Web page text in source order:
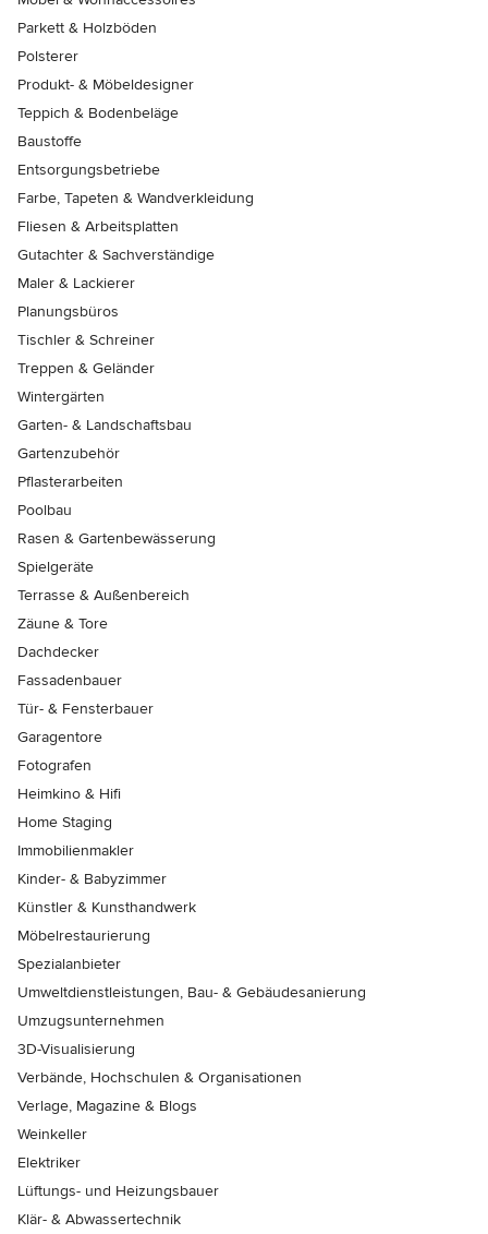
Parkett & Holzböden
Polsterer
Produkt- & Möbeldesigner
Teppich & Bodenbeläge
Baustoffe
Entsorgungsbetriebe
Farbe, Tapeten & Wandverkleidung
Fliesen & Arbeitsplatten
Gutachter & Sachverständige
Maler & Lackierer
Planungsbüros
Tischler & Schreiner
Treppen & Geländer
Wintergärten
Garten- & Landschaftsbau
Gartenzubehör
Pflasterarbeiten
Poolbau
Rasen & Gartenbewässerung
Spielgeräte
Terrasse & Außenbereich
Zäune & Tore
Dachdecker
Fassadenbauer
Tür- & Fensterbauer
Garagentore
Fotografen
Heimkino & Hifi
Home Staging
Immobilienmakler
Kinder- & Babyzimmer
Künstler & Kunsthandwerk
Möbelrestaurierung
Spezialanbieter
Umweltdienstleistungen, Bau- & Gebäudesanierung
Umzugsunternehmen
3D-Visualisierung
Verbände, Hochschulen & Organisationen
Verlage, Magazine & Blogs
Weinkeller
Elektriker
Lüftungs- und Heizungsbauer
Klär- & Abwassertechnik